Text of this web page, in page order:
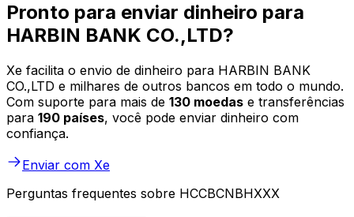
Pronto para enviar dinheiro para
HARBIN BANK CO.,LTD?
Xe facilita o envio de dinheiro para HARBIN BANK
CO.,LTD e milhares de outros bancos em todo o mundo.
Com suporte para mais de 130 moedas e transferências
para 190 países, você pode enviar dinheiro com
confiança.
Enviar com Xe
Perguntas frequentes sobre HCCBCNBHXXX